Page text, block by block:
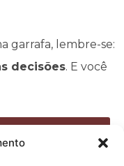
garrafa, lembre-se:
decisões. E você